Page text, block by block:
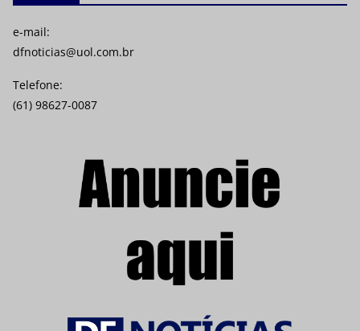
e-mail:
dfnoticias@uol.com.br
Telefone:
(61) 98627-0087